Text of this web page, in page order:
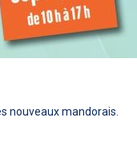
nouveaux mandorais.